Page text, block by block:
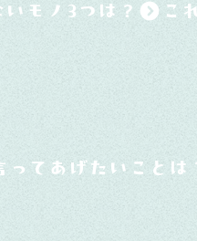
モノ3つは？
ってあげたいことは